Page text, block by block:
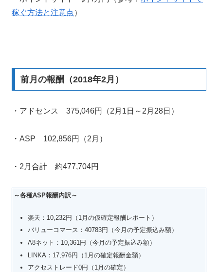
稼ぐ方法と注意点）
前月の報酬（2018年2月）
・アドセンス 375,046円（2月1日～2月28日）
・ASP 102,856円（2月）
・2月合計 約477,704円
～各種ASP報酬内訳～
楽天：10,232円（1月の仮確定報酬レポート）
バリューコマース：40783円（今月の予定振込み額）
A8ネット：10,361円（今月の予定振込み額）
LINKA：17,976円（1月の確定報酬金額）
アクセストレード0円（1月の確定）